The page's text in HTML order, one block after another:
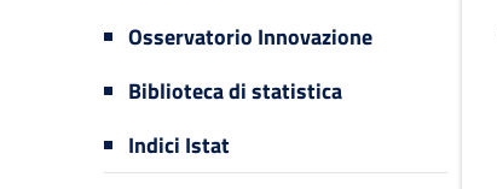
Osservatorio Innovazione
Biblioteca di statistica
Indici Istat